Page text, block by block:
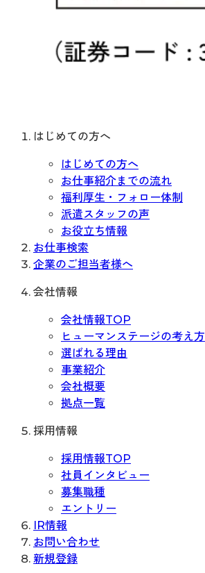
はじめての方へ
はじめての方へ
お仕事紹介までの流れ
福利厚生・フォロー体制
派遣スタッフの声
お役立ち情報
お仕事検索
企業のご担当者様へ
会社情報
会社情報TOP
ヒューマンステージの考え方
選ばれる理由
事業紹介
会社概要
拠点一覧
採用情報
採用情報TOP
社員インタビュー
募集職種
エントリー
IR情報
お問い合わせ
新規登録